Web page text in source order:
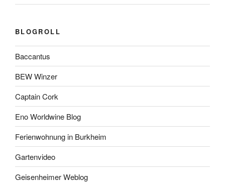
BLOGROLL
Baccantus
BEW Winzer
Captain Cork
Eno Worldwine Blog
Ferienwohnung in Burkheim
Gartenvideo
Geisenheimer Weblog